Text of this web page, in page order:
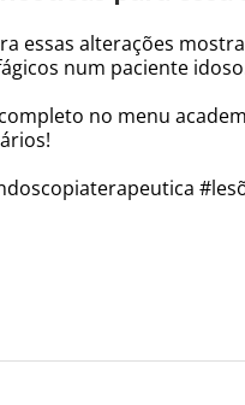
essas alterações
num paciente
no menu